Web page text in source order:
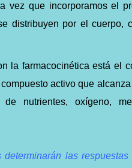
vez que incorporamos el
distribuyen por el cuerpo,
la farmacocinética está el
activo que
nutrientes, oxígeno,
determinarán las